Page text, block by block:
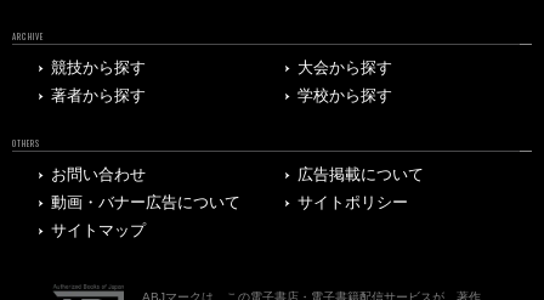
ARCHIVE
競技から探す
大会から探す
著者から探す
学校から探す
OTHERS
お問い合わせ
広告掲載について
動画・バナー広告について
サイトポリシー
サイトマップ
ABJマークは、この電子書店・電子書籍配信サービスが、著作